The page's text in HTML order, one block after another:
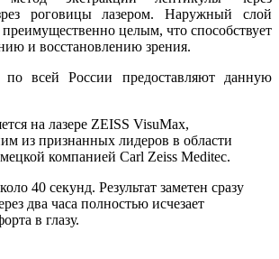
роговицы лазером. Наружный слой
преимущественно целым, что способствует
и восстановлению зрения.
всей России предоставляют данную
на лазере ZEISS VisuMax,
из признанных лидеров в области
компанией Carl Zeiss Meditec.
40 секунд. Результат заметен сразу
два часа полностью исчезает
в глазу.